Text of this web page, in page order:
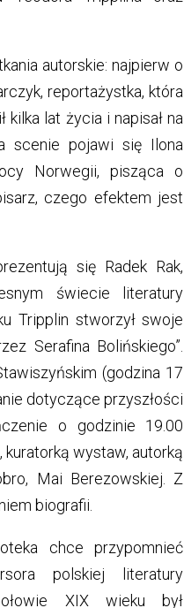
autorskie: najpierw o
reportażystka, która
lat życia i napisał na
scenie pojawi się Ilona
Norwegii, pisząca o
czego efektem jest
się Radek Rak,
świecie literatury
Tripplin stworzył swoje
Serafina Bolińskiego”.
(godzina 17
dotyczące przyszłości
o godzinie 19.00
wystaw, autorką
Mai Berezowskiej. Z
biografii.
chce przypomnieć
polskiej literatury
XIX wieku był